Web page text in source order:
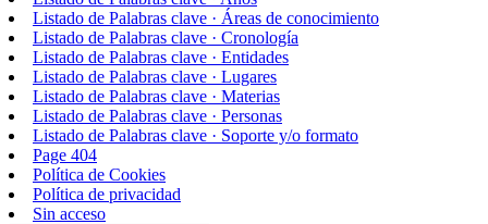
Listado de Palabras clave · Áreas de conocimiento
Listado de Palabras clave · Cronología
Listado de Palabras clave · Entidades
Listado de Palabras clave · Lugares
Listado de Palabras clave · Materias
Listado de Palabras clave · Personas
Listado de Palabras clave · Soporte y/o formato
Page 404
Política de Cookies
Política de privacidad
Sin acceso